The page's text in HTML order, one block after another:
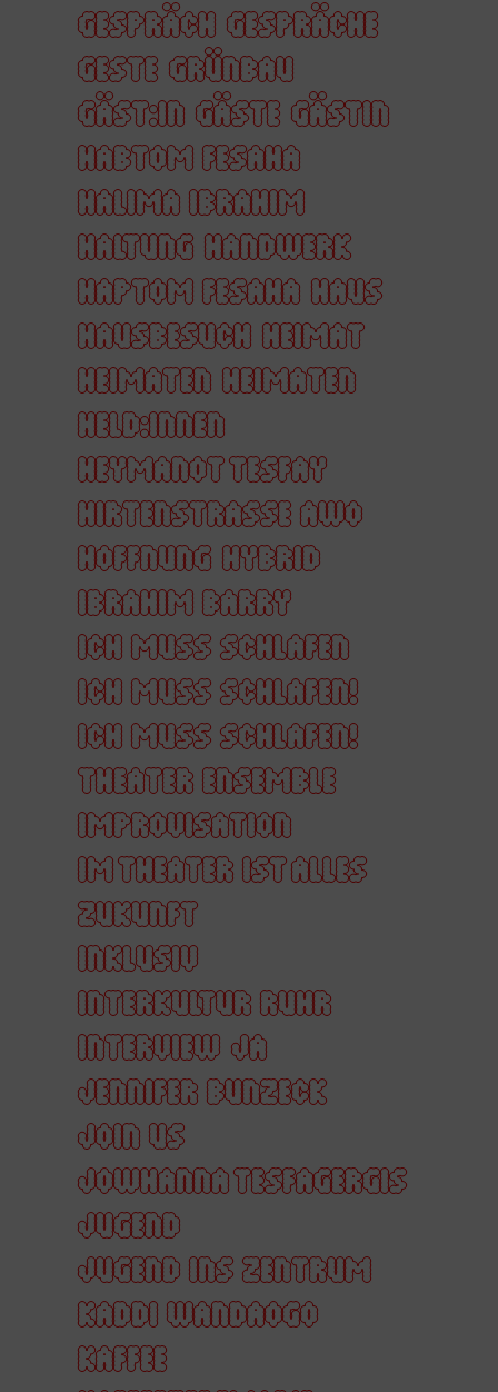
GESPRÄCH GESPRÄCHE
GESTE GRÜNBAU
GÄST:IN GÄSTE GÄSTIN
HABTOM FESAHA
HALIMA IBRAHIM
HALTUNG HANDWERK
HAPTOM FESAHA HAUS
HAUSBESUCH HEIMAT
HEIMATEN HEIMATEN
HELD:INNEN
HEYMANOT TESFAY
HIRTENSTRASSE AWO
HOFFNUNG HYBRID
IBRAHIM BARRY
ICH MUSS SCHLAFEN
ICH MUSS SCHLAFEN!
ICH MUSS SCHLAFEN!
THEATER ENSEMBLE
IMPROVISATION
IM THEATER IST ALLES
ZUKUNFT
INKLUSIV
INTERKULTUR RUHR
INTERVIEW JA
JENNIFER BUNZECK
JOIN US
JOWHANNA TESFAGERGIS
JUGEND
JUGEND INS ZENTRUM
KADDI WANDAOGO
KAFFEE